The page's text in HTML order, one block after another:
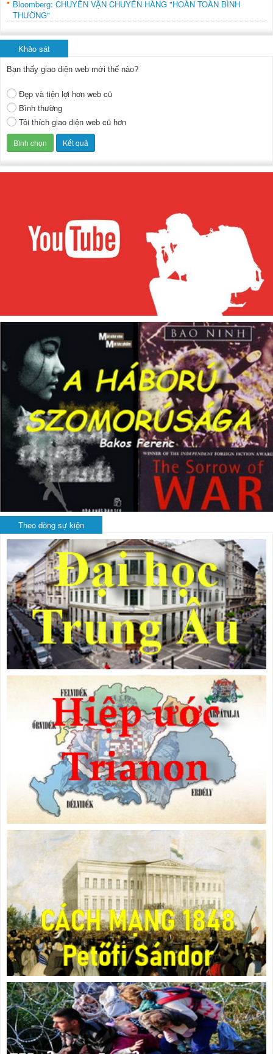
Bloomberg: CHUYẾN VẬN CHUYỂN HÀNG "HOÀN TOÀN BÌNH
THƯỜNG"
Khảo sát
Bạn thấy giao diện web mới thế nào?
Đẹp và tiện lợi hơn web cũ
Bình thường
Tôi thích giao diện web cũ hơn
Theo dòng sự kiện